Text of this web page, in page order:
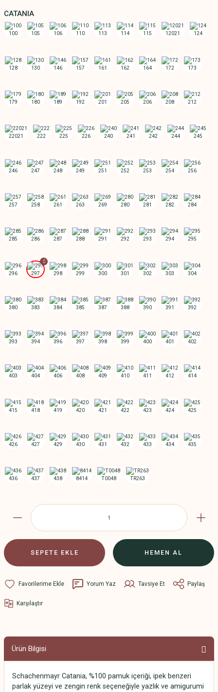
CATANIA
SEPETE EKLE HEMEN AL
Yorum Yaz Tavsiye Et Paylaş
Karşılaştır
Ürün Bilgisi
Schachenmayr Catania, %100 pamuk içeriği, ipek benzeri
parlak yüzeyi ve zengin renk seçeneğiyle yazlık ve amigurumi